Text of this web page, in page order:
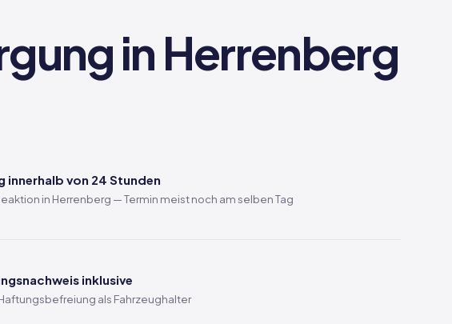
in Herrenberg
innerhalb von 24 Stunden
in Herrenberg — Termin meist noch am selben Tag
inklusive
als Fahrzeughalter